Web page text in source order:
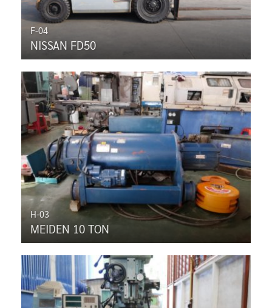
F-04
NISSAN FD50
H-03
MEIDEN 10 TON